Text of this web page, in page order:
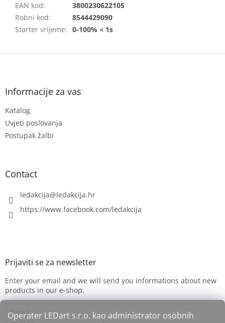
Operater LEDart s.r.o. kao administrator osobnih
EAN kod:
3800230622105
Robni kod:
8544429090
Starter vrijeme: 0-100% < 1s
F
Informacije za vas
Katalog
Uvjeti poslovanja
Postupak žalbi
Contact
ledakcija@ledakcija.hr
https://www.facebook.com/ledakcija
Enter your email and we will send you informations about new
products in our e-shop.
Email